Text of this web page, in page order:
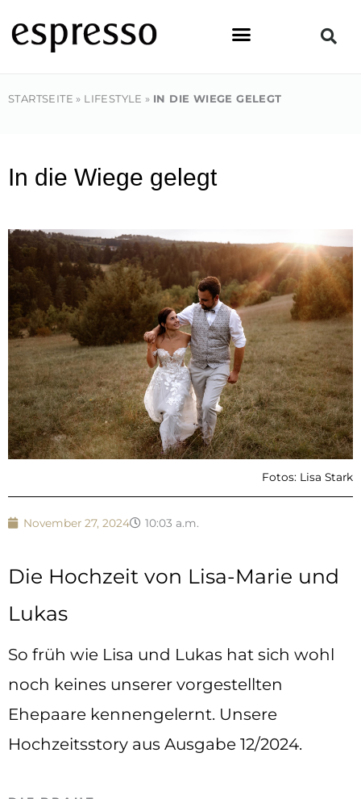
Inhalt
springen
STARTSEITE » LIFESTYLE » IN DIE WIEGE GELEGT
In die Wiege gelegt
Fotos: Lisa Stark
November 27, 2024 10:03 a.m.
Die Hochzeit von Lisa-Marie und
Lukas
So früh wie Lisa und Lukas hat sich wohl
noch keines unserer vorgestellten
Ehepaare kennengelernt. Unsere
Hochzeitsstory aus Ausgabe 12/2024.